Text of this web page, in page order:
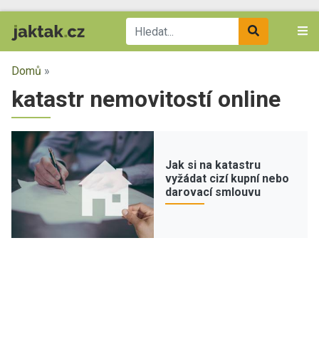
Domů »
katastr nemovitostí online
Jak si na katastru
vyžádat cizí kupní nebo
darovací smlouvu